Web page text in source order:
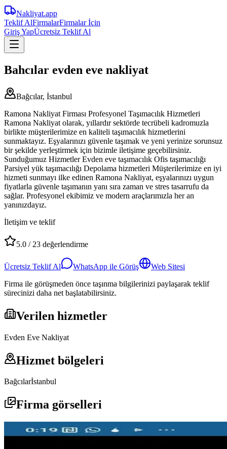
Nakliyat.app
Teklif AlFirmalarFirmalar İçin
Giriş YapÜcretsiz Teklif Al
Bahcılar evden eve nakliyat
Bağcılar, İstanbul
Ramona Nakliyat Firması Profesyonel Taşımacılık Hizmetleri
Ramona Nakliyat olarak, yıllardır sektörde tecrübeli kadromuzla
birlikte müşterilerimize en kaliteli taşımacılık hizmetlerini
sunmaktayız. Eşyalarınızı güvenle taşımak ve yeni yerinize sorunsuz
bir şekilde yerleştirmek için bizimle iletişime geçebilirsiniz.
Sunduğumuz Hizmetler Evden eve taşımacılık Ofis taşımacılığı
Parsiyel yük taşımacılığı Depolama hizmetleri Müşterilerimize en iyi
hizmeti sunmayı ilke edinen Ramona Nakliyat, eşyalarınızı uygun
fiyatlarla güvenle taşımanın yanı sıra zaman ve stres tasarrufu da
sağlar. Profesyonel ekibimiz ve modern araçlarımızla her an
yanınızdayız.
İletişim ve teklif
5.0 / 23 değerlendirme
Ücretsiz Teklif Al WhatsApp ile Görüş
Web Sitesi
Firma ile görüşmeden önce taşınma bilgilerinizi paylaşarak teklif
sürecinizi daha net başlatabilirsiniz.
Verilen hizmetler
Evden Eve Nakliyat
Hizmet bölgeleri
Bağcılarİstanbul
Firma görselleri